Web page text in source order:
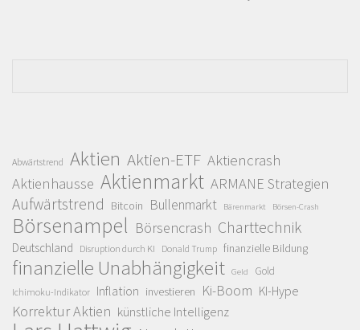
Abwärtstrend Aktien Aktien-ETF Aktiencrash
Aktienhausse Aktienmarkt ARMANE Strategien
Aufwärtstrend Bitcoin Bullenmarkt Bärenmarkt Börsen-Crash
Börsenampel Börsencrash Charttechnik
Deutschland Disruption durch KI Donald Trump finanzielle Bildung
finanzielle Unabhängigkeit Geld Gold
Ichimoku-Indikator Inflation investieren Ki-Boom KI-Hype
Korrektur Aktien künstliche Intelligenz